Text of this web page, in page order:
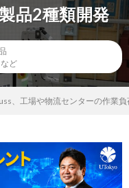
品2種類開発
ど
、工場や物流センターの作業